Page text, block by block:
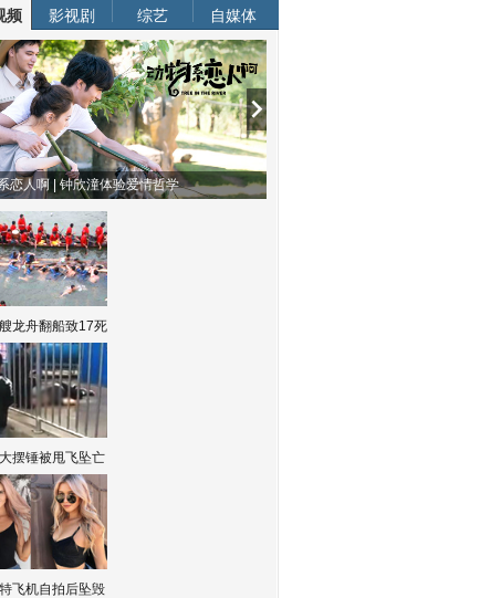
频 影视剧 综艺 自媒体
恋人啊 | 钟欣潼体验爱情哲学
龙舟翻船致17死
摆锤被甩飞坠亡
飞机自拍后坠毁